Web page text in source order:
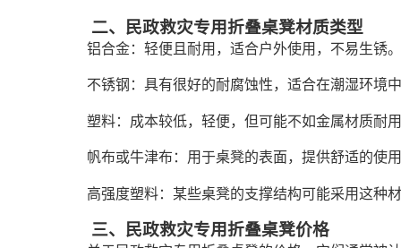
二、民政救灾专用折叠桌凳材质类型
铝合金：轻便且耐用，适合户外使用，不易生锈。
不锈钢：具有很好的耐腐蚀性，适合在潮湿环境
塑料：成本较低，轻便，但可能不如金属材质耐
帆布或牛津布：用于桌凳的表面，提供舒适的使
高强度塑料：某些桌凳的支撑结构可能采用这种
三、民政救灾专用折叠桌凳价格